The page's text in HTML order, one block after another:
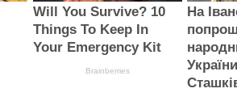
Will You Survive? 10
Things To Keep In
Your Emergency Kit
Brainberries
На